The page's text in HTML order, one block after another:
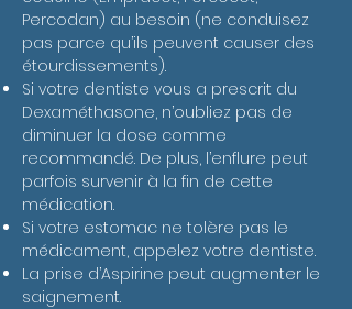
Percodan) au besoin (ne conduisez
pas parce qu’ils peuvent causer des
étourdissements).
Si votre dentiste vous a prescrit du
Dexaméthasone, n’oubliez pas de
diminuer la dose comme
recommandé. De plus, l’enflure peut
parfois survenir à la fin de cette
médication.
Si votre estomac ne tolère pas le
médicament, appelez votre dentiste.
La prise d’Aspirine peut augmenter le
saignement.